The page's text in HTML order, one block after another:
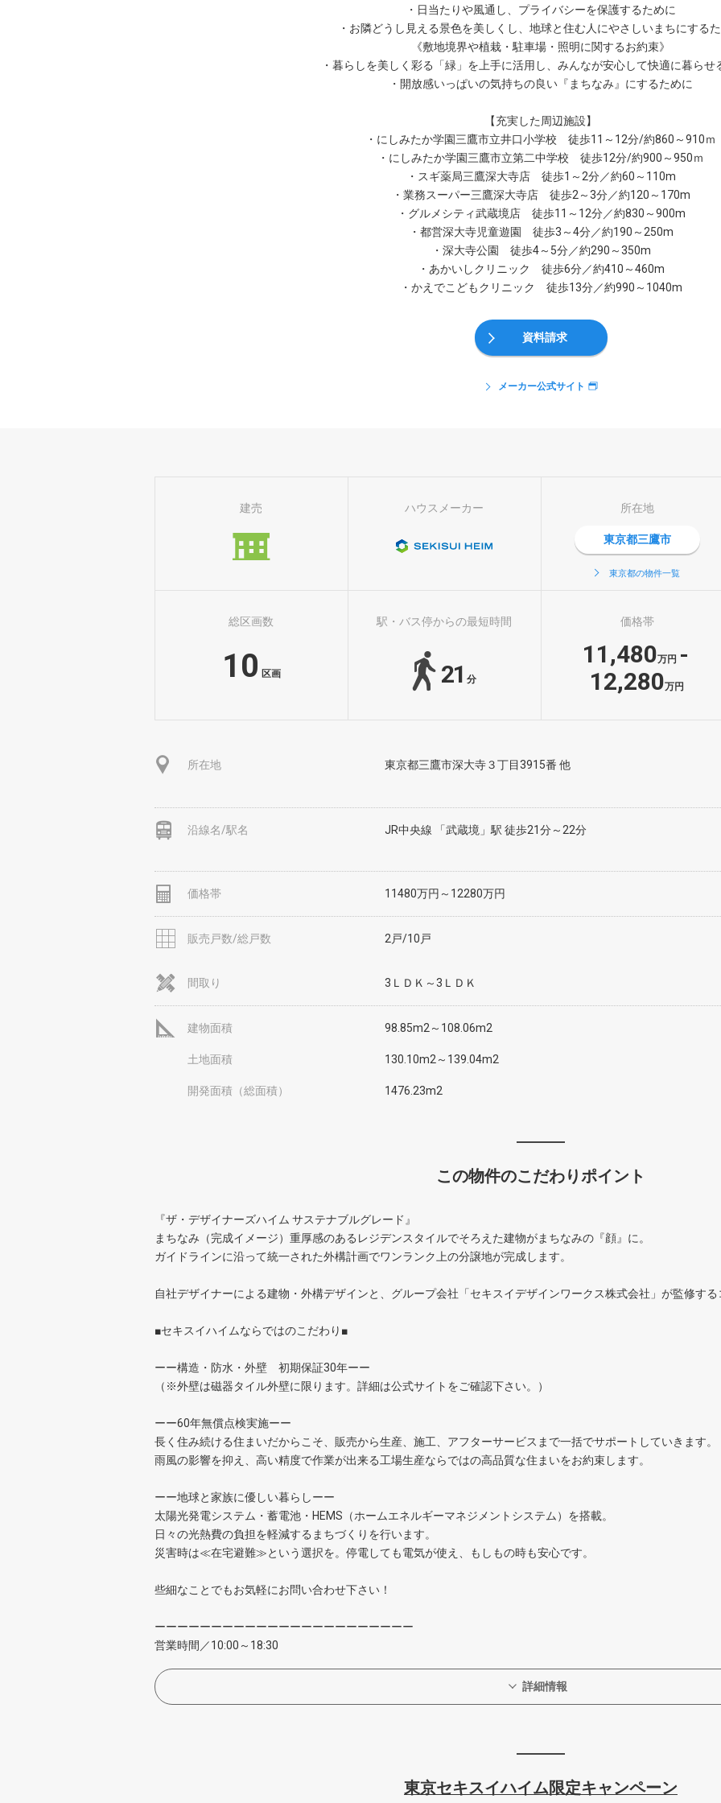
・日当たりや風通し、プライバシーを保護するために
・お隣どうし見える景色を美しくし、地球と住む人にやさしいまちにする
《敷地境界や植栽・駐車場・照明に関するお約束》
・暮らしを美しく彩る「緑」を上手に活用し、みんなが安心して快適に暮らせ
・開放感いっぱいの気持ちの良い『まちなみ』にするために
【充実した周辺施設】
・にしみたか学園三鷹市立井口小学校 徒歩11～12分/約860～910ｍ
・にしみたか学園三鷹市立第二中学校 徒歩12分/約900～950ｍ
・スギ薬局三鷹深大寺店 徒歩1～2分／約60～110m
・業務スーパー三鷹深大寺店 徒歩2～3分／約120～170m
・グルメシティ武蔵境店 徒歩11～12分／約830～900m
・都営深大寺児童遊園 徒歩3～4分／約190～250m
・深大寺公園 徒歩4～5分／約290～350m
・あかいしクリニック 徒歩6分／約410～460m
・かえでこどもクリニック 徒歩13分／約990～1040m
資料請求
メーカー公式サイト
建売 ハウスメーカー 所在地
東京都三鷹市
東京都の物件一覧
総区画数
10 区画
駅・バス停からの最短時間
21 分
価格帯
11,480万円 -
12,280万円
所在地 東京都三鷹市深大寺３丁目3915番 他
沿線名/駅名 JR中央線 「武蔵境」駅 徒歩21分～22分
価格帯 11480万円～12280万円
販売戸数/総戸数 2戸/10戸
間取り 3ＬＤＫ～3ＬＤＫ
建物面積 98.85m2～108.06m2
土地面積 130.10m2～139.04m2
開発面積（総面積） 1476.23m2
この物件のこだわりポイント
『ザ・デザイナーズハイム サステナブルグレード』
まちなみ（完成イメージ）重厚感のあるレジデンスタイルでそろえた建物がまちなみの『顔』に。
ガイドラインに沿って統一された外構計画でワンランク上の分譲地が完成します。
自社デザイナーによる建物・外構デザインと、グループ会社「セキスイデザインワークス株式会社」が監修する
■セキスイハイムならではのこだわり■
ーー構造・防水・外壁 初期保証30年ーー
（※外壁は磁器タイル外壁に限ります。詳細は公式サイトをご確認下さい。）
ーー60年無償点検実施ーー
長く住み続ける住まいだからこそ、販売から生産、施工、アフターサービスまで一括でサポートしていきます。
雨風の影響を抑え、高い精度で作業が出来る工場生産ならではの高品質な住まいをお約束します。
ーー地球と家族に優しい暮らしーー
太陽光発電システム・蓄電池・HEMS（ホームエネルギーマネジメントシステム）を搭載。
日々の光熱費の負担を軽減するまちづくりを行います。
災害時は≪在宅避難≫という選択を。停電しても電気が使え、もしもの時も安心です。
些細なことでもお気軽にお問い合わせ下さい！
ーーーーーーーーーーーーーーーーーーーーーーー
営業時間／10:00～18:30
詳細情報
東京セキスイハイム限定キャンペーン